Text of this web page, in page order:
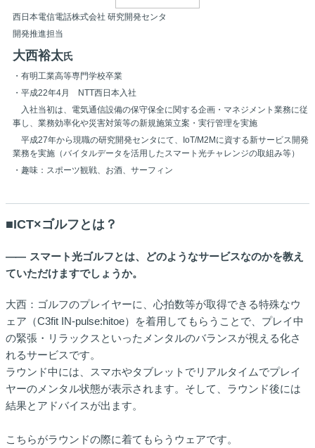
西日本電信電話株式会社 研究開発センタ
開発推進担当
大西裕太氏
・有明工業高等専門学校卒業
・平成22年4月 NTT西日本入社
入社当初は、電気通信設備の保守保全に関する企画・マネジメント業務に従
事し、業務効率化や災害対策等の新規施策立案・実行管理を実施
平成27年から現職の研究開発センタにて、IoT/M2Mに資する新サービス開発
業務を実施（バイタルデータを活用したスマート光チャレンジの取組み等）
・趣味：スポーツ観戦、お酒、サーフィン
■ICT×ゴルフとは？
―― スマート光ゴルフとは、どのようなサービスなのかを教え
ていただけますでしょうか。
大西：ゴルフのプレイヤーに、心拍数等が取得できる特殊なウ
ェア（C3fit IN-pulse:hitoe）を着用してもらうことで、プレイ中
の緊張・リラックスといったメンタルのバランスが視える化さ
れるサービスです。
ラウンド中には、スマホやタブレットでリアルタイムでプレイ
ヤーのメンタル状態が表示されます。そして、ラウンド後には
結果とアドバイスが出ます。
こちらがラウンドの際に着てもらうウェアです。